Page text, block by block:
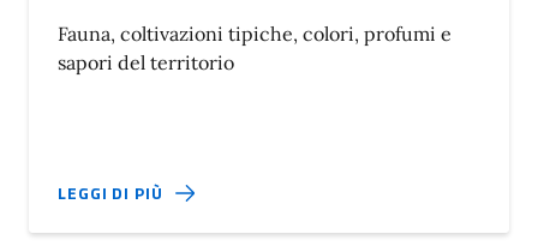
Fauna, coltivazioni tipiche, colori, profumi e
sapori del territorio
LEGGI DI PIÙ